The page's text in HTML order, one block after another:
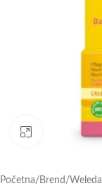
Početna/ Brend /Weleda